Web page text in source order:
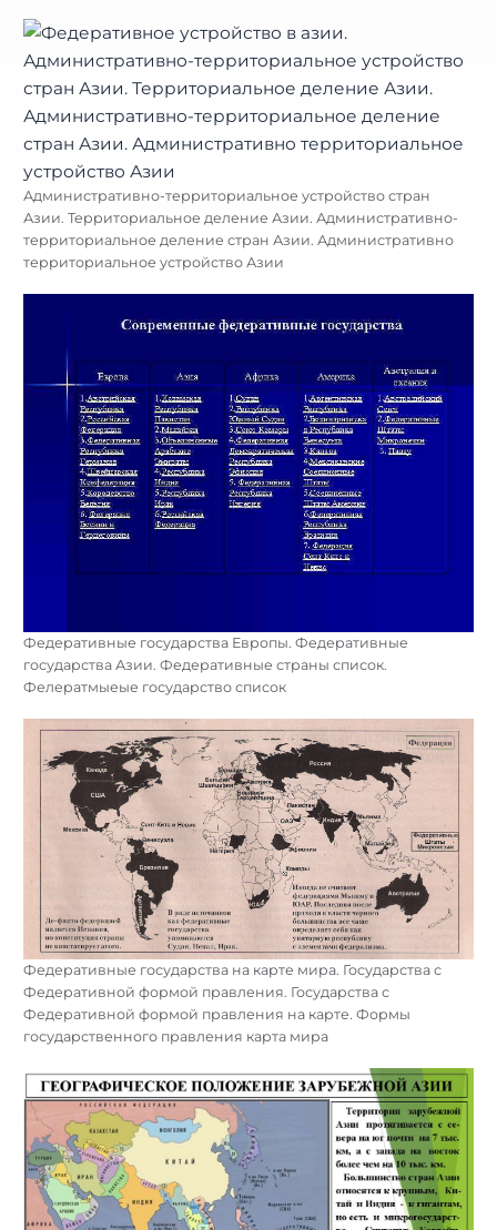
Административно-территориальное устройство стран
Азии. Территориальное деление Азии. Административно-
территориальное деление стран Азии. Административно
территориальное устройство Азии
Федеративные государства Европы. Федеративные
государства Азии. Федеративные страны список.
Фелератмыеые государство список
Федеративные государства на карте мира. Государства с
Федеративной формой правления. Государства с
Федеративной формой правления на карте. Формы
государственного правления карта мира